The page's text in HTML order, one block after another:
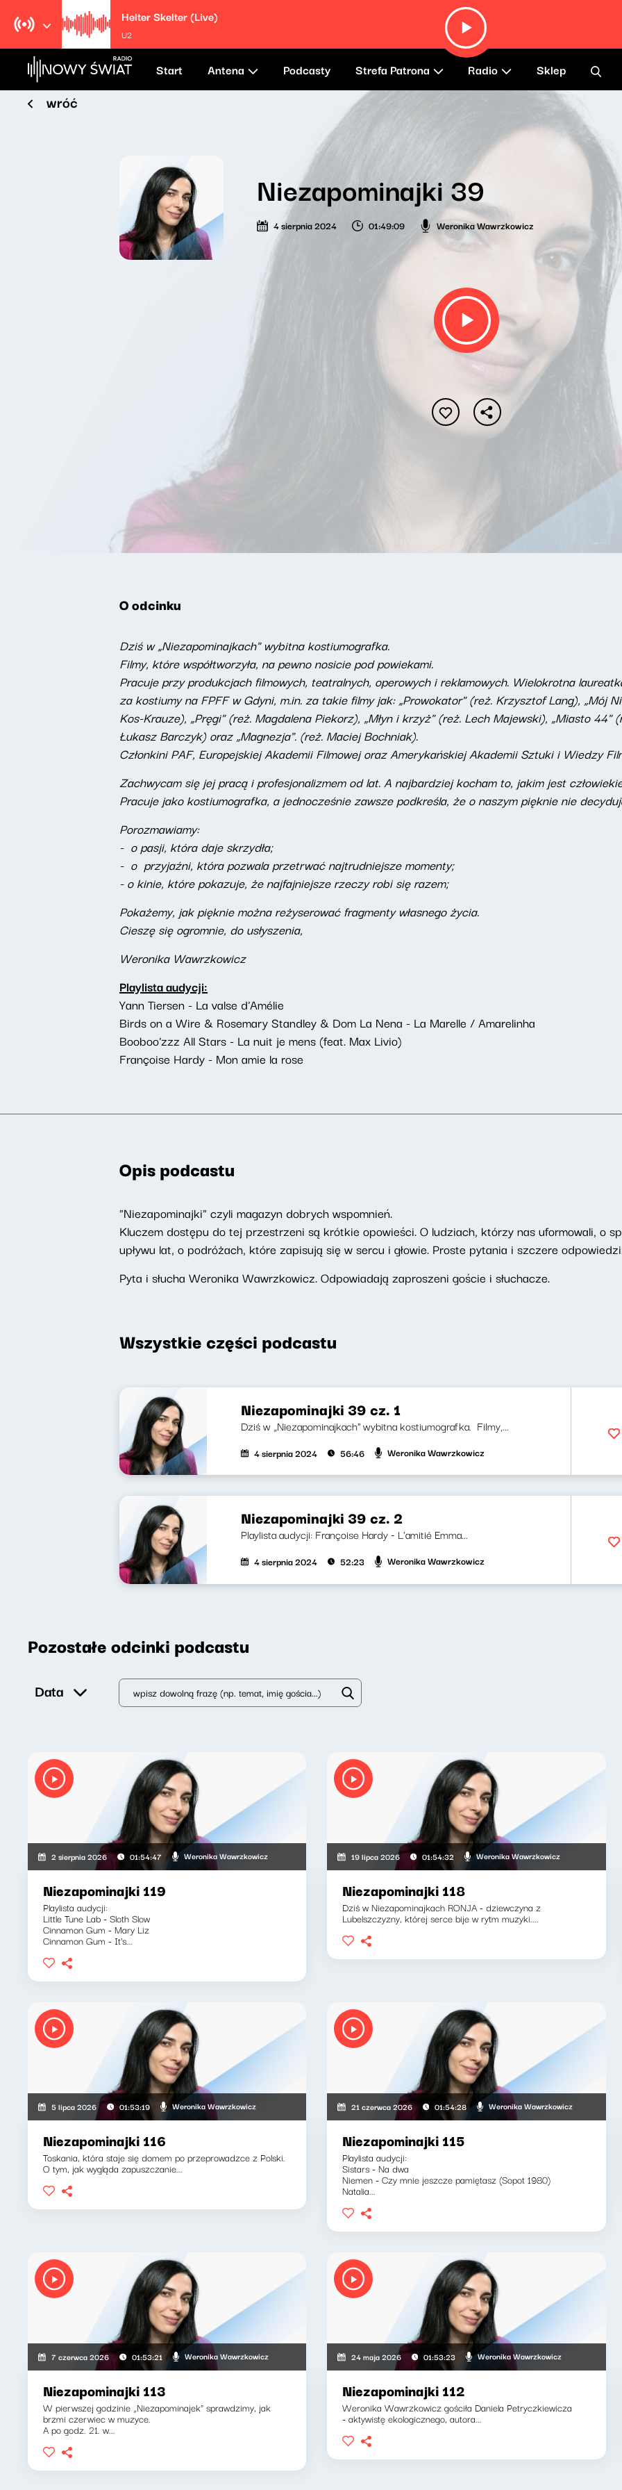
Helter Skelter (Live)
U2
Start Antena Podcasty Strefa Patrona Radio Sklep
wróć
Niezapominajki 39
4 sierpnia 2024 01:49:09 Weronika Wawrzkowicz
O odcinku
Dziś w „Niezapominajkach" wybitna kostiumografka.
Filmy, które współtworzyła, na pewno nosicie pod powiekami.
Pracuje przy produkcjach filmowych, teatralnych, operowych i reklamowych. Wielokrotna
za kostiumy na FPFF w Gdyni, m.in. za takie filmy jak: „Prowokator" (reż. Krzysztof Lang), „Mój
Kos-Krauze), „Pręgi" (reż. Magdalena Piekorz), „Młyn i krzyż" (reż. Lech Majewski), „Miasto 44"
Łukasz Barczyk) oraz „Magnezja". (reż. Maciej Bochniak).
Członkini PAF, Europejskiej Akademii Filmowej oraz Amerykańskiej Akademii Sztuki i Wiedzy
Zachwycam się jej pracą i profesjonalizmem od lat. A najbardziej kocham to, jakim jest
Pracuje jako kostiumografka, a jednocześnie zawsze podkreśla, że o naszym pięknie nie
Porozmawiamy:
- o pasji, która daje skrzydła;
- o przyjaźni, która pozwala przetrwać najtrudniejsze momenty;
- o kinie, które pokazuje, że najfajniejsze rzeczy robi się razem;
Pokażemy, jak pięknie można reżyserować fragmenty własnego życia.
Cieszę się ogromnie, do usłyszenia,
Weronika Wawrzkowicz
Playlista audycji:
Yann Tiersen - La valse d'Amélie
Birds on a Wire & Rosemary Standley & Dom La Nena - La Marelle / Amarelinha
Booboo'zzz All Stars - La nuit je mens (feat. Max Livio)
Françoise Hardy - Mon amie la rose
Opis podcastu
"Niezapominajki" czyli magazyn dobrych wspomnień.
Kluczem dostępu do tej przestrzeni są krótkie opowieści. O ludziach, którzy nas uformowali, o
upływu lat, o podróżach, które zapisują się w sercu i głowie. Proste pytania i szczere
Pyta i słucha Weronika Wawrzkowicz. Odpowiadają zaproszeni goście i słuchacze.
Wszystkie części podcastu
Niezapominajki 39 cz. 1
Dziś w „Niezapominajkach" wybitna kostiumografka. Filmy,...
4 sierpnia 2024 56:46 Weronika Wawrzkowicz
Niezapominajki 39 cz. 2
Playlista audycji: Françoise Hardy - L'amitié Emma...
4 sierpnia 2024 52:23 Weronika Wawrzkowicz
Pozostałe odcinki podcastu
Data
2 sierpnia 2026 01:54:47 Weronika Wawrzkowicz
Niezapominajki 119
Playlista audycji:
Little Tune Lab - Sloth Slow
Cinnamon Gum - Mary Liz
Cinnamon Gum - It's...
19 lipca 2026 01:54:32 Weronika Wawrzkowicz
Niezapominajki 118
Dziś w Niezapominajkach RONJA - dziewczyna z
Lubelszczyzny, której serce bije w rytm muzyki....
5 lipca 2026 01:53:19 Weronika Wawrzkowicz
Niezapominajki 116
Toskania, która staje się domem po przeprowadzce z Polski.
O tym, jak wygląda zapuszczanie...
21 czerwca 2026 01:54:28 Weronika Wawrzkowicz
Niezapominajki 115
Playlista audycji:
Sistars - Na dwa
Niemen - Czy mnie jeszcze pamiętasz (Sopot 1980)
Natalia...
7 czerwca 2026 01:53:21 Weronika Wawrzkowicz
Niezapominajki 113
W pierwszej godzinie „Niezapominajek" sprawdzimy, jak
brzmi czerwiec w muzyce.
A po godz. 21. w...
24 maja 2026 01:53:23 Weronika Wawrzkowicz
Niezapominajki 112
Weronika Wawrzkowicz gościła Daniela Petryczkiewicza
- aktywistę ekologicznego, autora...